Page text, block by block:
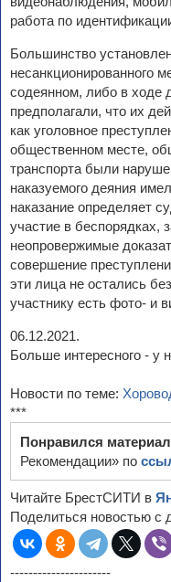
работа по
Большинство
несанкционированного
содеянном, либо в ходе
предполагали, что их
как уголовное
общественном месте,
транспорта были
наказуемого деяния
наказание определяет
участие в беспорядках,
неопровержимые
совершение
эти лица не остались
участнику есть фото- и
06.12.2021.
Больше интересного - у
Новости по теме:
***
Понравился
Рекомендации» по
Читайте БрестСИТИ в
Поделиться новостью с
----------------------